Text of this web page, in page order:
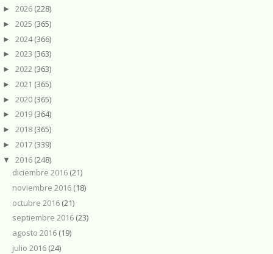
► 2026 (228)
► 2025 (365)
► 2024(366)
► 2023 (363)
► 2022 (363)
► 2021 (365)
► 2020 (365)
► 2019 (364)
► 2018 (365)
► 2017 (339)
▼ 2016 (248)
diciembre 2016 (21)
noviembre 2016 (18)
octubre 2016 (21)
septiembre 2016 (23)
agosto 2016 (19)
julio 2016 (24)